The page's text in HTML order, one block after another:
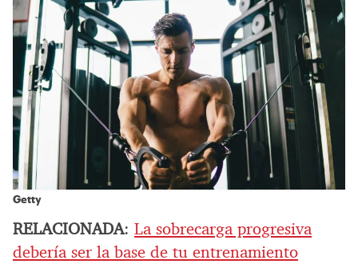
Getty
RELACIONADA: La sobrecarga progresiva
debería ser la base de tu entrenamiento